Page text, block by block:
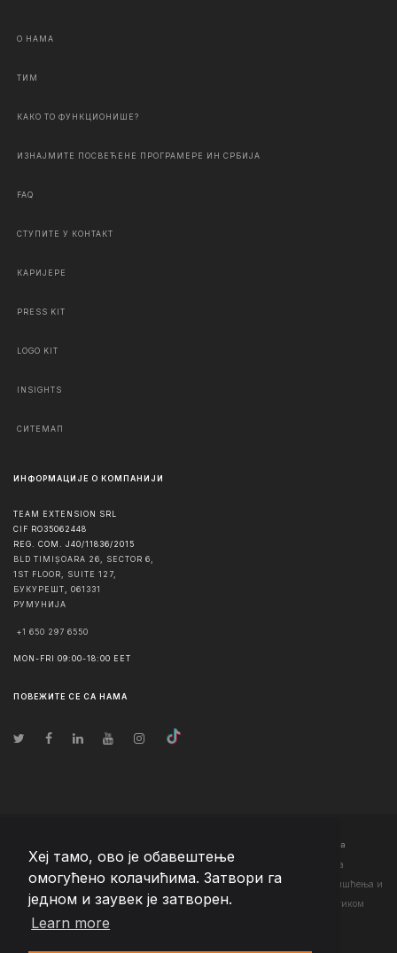
Хеј тамо, ово је обавештење
омогућено колачићима. Затвори га
једном и заувек је затворен.
Learn more
О НАМА
ТИМ
КАКО ТО ФУНКЦИОНИШЕ?
ИЗНАЈМИТЕ ПОСВЕЋЕНЕ ПРОГРАМЕРЕ ИН СРБИЈА
FAQ
СТУПИТЕ У КОНТАКТ
КАРИЈЕРЕ
PRESS KIT
LOGO KIT
INSIGHTS
СИТЕМАП
ИНФОРМАЦИЈЕ О КОМПАНИЈИ
TEAM EXTENSION SRL
CIF RO35062448
REG. COM. J40/11836/2015
BLD TIMIȘOARA 26, SECTOR 6,
1ST FLOOR, SUITE 127,
БУКУРЕШТ
061331
РУМУНИЈА
+1 650 297 6550
MON-FRI 09:00-18:00 EET
ПОВЕЖИТЕ СЕ СА НАМА
- Сва права задржана
Changelog● Коришћењем ове странице слажете се са нашим <а
href="https://teamextension.rs/sr/pravni/uslovi-koriscenja">Условима коришћења и
<а href="https://teamextension.rs/sr/pravni/pravila-privatnosti">Политиком